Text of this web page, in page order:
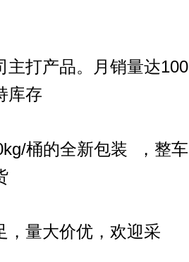
主打产品。月销量达100
库存
桶的全新包装 ，整车
，量大价优，欢迎采